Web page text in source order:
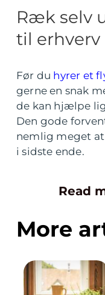
Ræk selv
til erhverv
Før du hyrer et
gerne en snak
de kan hjælpe
Den gode
nemlig meget
i sidste ende.
Read
More